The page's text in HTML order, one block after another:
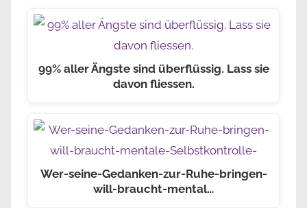
99% aller Ängste sind überflüssig. Lass sie
davon fliessen.
Wer-seine-Gedanken-zur-Ruhe-bringen-
will-braucht-mental…